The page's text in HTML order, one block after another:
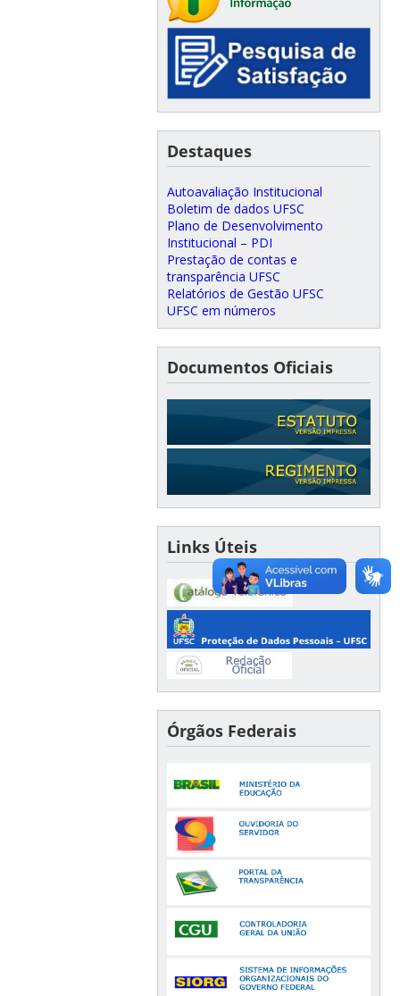
Destaques
Autoavaliação Institucional
Boletim de dados UFSC
Plano de Desenvolvimento
Institucional – PDI
Prestação de contas e
transparência UFSC
Relatórios de Gestão UFSC
UFSC em números
Documentos Oficiais
Links Úteis
Órgãos Federais